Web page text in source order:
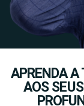
APRENDA A
AOS